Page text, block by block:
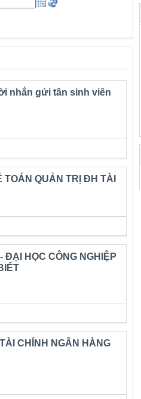
nhắn gửi tân sinh viên
QUẢN TRỊ ĐH TÀI
ĐẠI HỌC CÔNG NGHIỆP
CHÍNH NGÂN HÀNG